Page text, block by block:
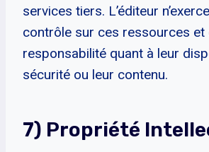
services tiers. L’éditeur
contrôle sur ces ressources et
responsabilité quant à leur
sécurité ou leur contenu.
7) Propriété